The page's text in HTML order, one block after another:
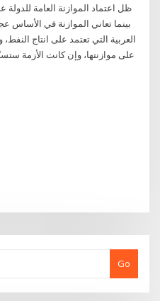
بينما تعاني الموازنة في الأساس
العربية التي تعتمد على انتاج
على موازنتها، وإن كانت الأزمة
Go